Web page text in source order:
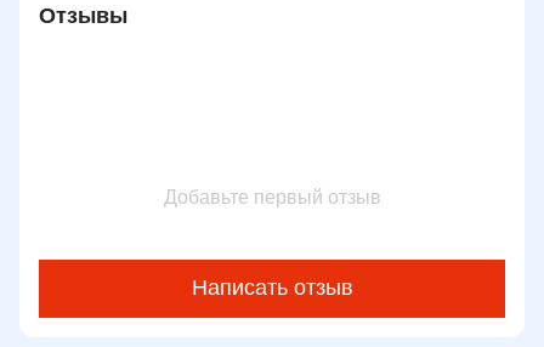
Отзывы
Добавьте первый отзыв
Написать отзыв